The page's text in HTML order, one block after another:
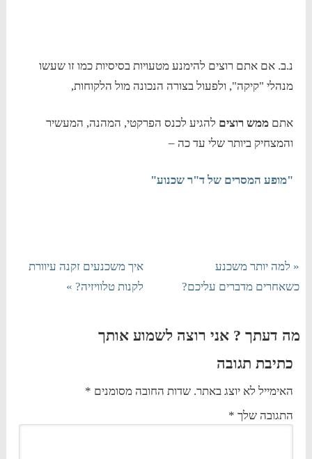
נ.ב. אם אתם רוצים להימנע מטעויות בסיסיות כמו זו שעשו
מנהלי "קיקה", ולפעול בצורה הנכונה מול הלקוחות,
אתםממש רוצים להגיע לכנס הפרקטי, המהנה, המעשיר
והמצחיק ביותר שלי עד כה –
"מופע המסרים של ד"ר שכנוע"
« למה יותר משכנע
כשאחרים מדברים עליכם?
איך משכנעים זקנה עיוורת
לקנות טלוויזיה? »
מה דעתך ? אני רוצה לשמוע אותך
כתיבת תגובה
האימייל לא יוצג באתר. שדות החובה מסומנים *
התגובה שלך *